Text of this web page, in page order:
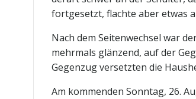
fortgesetzt, flachte aber etwas
Nach dem Seitenwechsel war
mehrmals glänzend, auf der
Gegenzug versetzten die
Am kommenden Sonntag, 26.